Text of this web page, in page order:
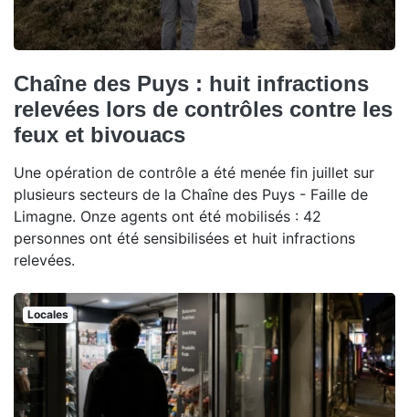
Chaîne des Puys : huit infractions
relevées lors de contrôles contre les
feux et bivouacs
Une opération de contrôle a été menée fin juillet sur
plusieurs secteurs de la Chaîne des Puys - Faille de
Limagne. Onze agents ont été mobilisés : 42
personnes ont été sensibilisées et huit infractions
relevées.
Locales